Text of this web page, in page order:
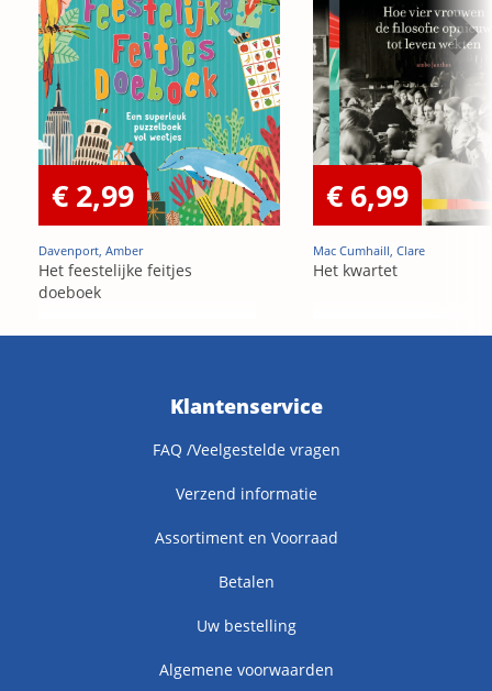
€ 2,99
Davenport, Amber
Het feestelijke feitjes
doeboek
€ 6,99
Mac Cumhaill, Clare
Het kwartet
Klantenservice
FAQ /Veelgestelde vragen
Verzend informatie
Assortiment en Voorraad
Betalen
Uw bestelling
Algemene voorwaarden